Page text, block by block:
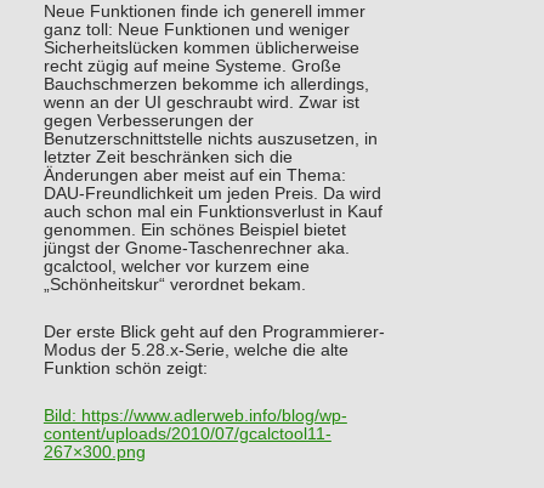
Neue Funktionen finde ich generell immer
ganz toll: Neue Funktionen und weniger
Sicherheitslücken kommen üblicherweise
recht zügig auf meine Systeme. Große
Bauchschmerzen bekomme ich allerdings,
wenn an der UI geschraubt wird. Zwar ist
gegen Verbesserungen der
Benutzerschnittstelle nichts auszusetzen, in
letzter Zeit beschränken sich die
Änderungen aber meist auf ein Thema:
DAU-Freundlichkeit um jeden Preis. Da wird
auch schon mal ein Funktionsverlust in Kauf
genommen. Ein schönes Beispiel bietet
jüngst der Gnome-Taschenrechner aka.
gcalctool, welcher vor kurzem eine
„Schönheitskur“ verordnet bekam.
Der erste Blick geht auf den Programmierer-
Modus der 5.28.x-Serie, welche die alte
Funktion schön zeigt:
Bild: https://www.adlerweb.info/blog/wp-
content/uploads/2010/07/gcalctool11-
267×300.png